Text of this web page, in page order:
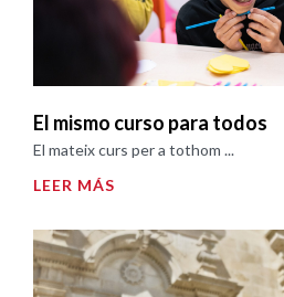
El mismo curso para todos
El mateix curs per a tothom ...
LEER MÁS